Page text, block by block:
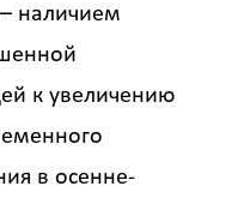
наличием
к увеличению
в осенне-